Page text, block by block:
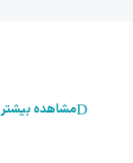
مشاهده بیشتر